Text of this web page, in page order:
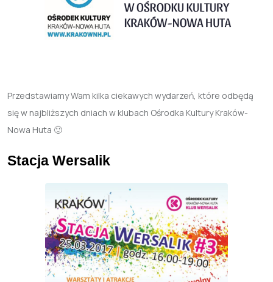
Przedstawiamy Wam kilka ciekawych wydarzeń, które odbędą
się w najbliższych dniach w klubach Ośrodka Kultury Kraków-
Nowa Huta 🙂
Stacja Wersalik